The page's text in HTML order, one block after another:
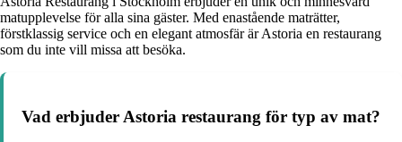
matupplevelse för alla sina gäster. Med enastående maträtter,
förstklassig service och en elegant atmosfär är Astoria en restaurang
som du inte vill missa att besöka.
Vad erbjuder Astoria restaurang för typ av mat?